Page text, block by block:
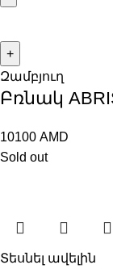
Զամբյուղ
Բռնակ
10100 AMD
Sold out
Տեսնել ավելին